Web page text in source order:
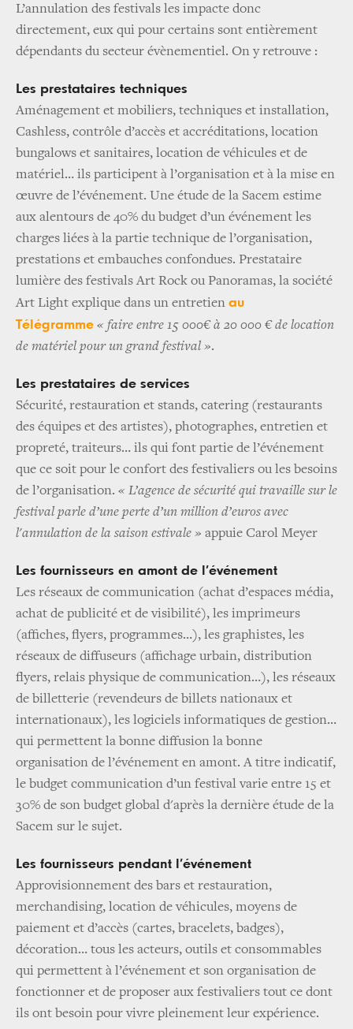
L’annulation des festivals les impacte donc
directement, eux qui pour certains sont entièrement
dépendants du secteur évènementiel. On y retrouve :
Les prestataires techniques
Aménagement et mobiliers, techniques et installation,
Cashless, contrôle d’accès et accréditations, location
bungalows et sanitaires, location de véhicules et de
matériel… ils participent à l’organisation et à la mise en
œuvre de l’événement. Une étude de la Sacem estime
aux alentours de 40% du budget d’un événement les
charges liées à la partie technique de l’organisation,
prestations et embauches confondues. Prestataire
lumière des festivals Art Rock ou Panoramas, la société
Art Light explique dans un entretien au
Télégramme « faire entre 15 000€ à 20 000 € de location
de matériel pour un grand festival ».
Les prestataires de services
Sécurité, restauration et stands, catering (restaurants
des équipes et des artistes), photographes, entretien et
propreté, traiteurs… ils qui font partie de l’événement
que ce soit pour le confort des festivaliers ou les besoins
de l’organisation. « L’agence de sécurité qui travaille sur le
festival parle d’une perte d’un million d’euros avec
l'annulation de la saison estivale » appuie Carol Meyer
Les fournisseurs en amont de l’événement
Les réseaux de communication (achat d’espaces média,
achat de publicité et de visibilité), les imprimeurs
(affiches, flyers, programmes…), les graphistes, les
réseaux de diffuseurs (affichage urbain, distribution
flyers, relais physique de communication…), les réseaux
de billetterie (revendeurs de billets nationaux et
internationaux), les logiciels informatiques de gestion…
qui permettent la bonne diffusion la bonne
organisation de l’événement en amont. A titre indicatif,
le budget communication d’un festival varie entre 15 et
30% de son budget global d'après la dernière étude de la
Sacem sur le sujet.
Les fournisseurs pendant l’événement
Approvisionnement des bars et restauration,
merchandising, location de véhicules, moyens de
paiement et d’accès (cartes, bracelets, badges),
décoration… tous les acteurs, outils et consommables
qui permettent à l’événement et son organisation de
fonctionner et de proposer aux festivaliers tout ce dont
ils ont besoin pour vivre pleinement leur expérience.